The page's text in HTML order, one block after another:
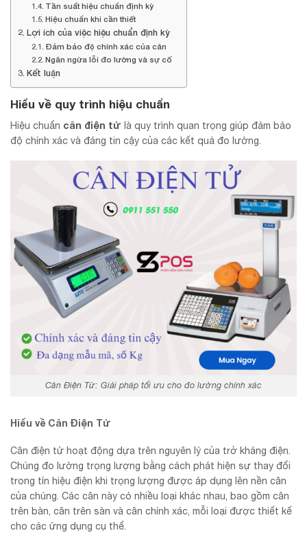
Tần suất hiệu chuẩn định kỳ
Hiệu chuẩn khi cần thiết
Lợi ích của việc hiệu chuẩn định kỳ
Đảm bảo độ chính xác của cân
Ngăn ngừa lỗi đo lường và sự cố
Kết luận
Hiểu về quy trình hiệu chuẩn
Hiệu chuẩn cân điện tử là quy trình quan trọng giúp đảm bảo
độ chính xác và đáng tin cậy của các kết quả đo lường.
Cân Điện Tử: Giải pháp tối ưu cho đo lường chính xác
Hiểu về Cân Điện Tử
Cân điện tử hoạt động dựa trên nguyên lý của trở kháng điện.
Chúng đo lường trọng lượng bằng cách phát hiện sự thay đổi
trong tín hiệu điện khi trọng lượng được áp dụng lên nền cân
của chúng. Các cân này có nhiều loại khác nhau, bao gồm cân
trên bàn, cân trên sàn và cân chính xác, mỗi loại được thiết kế
cho các ứng dụng cụ thể.